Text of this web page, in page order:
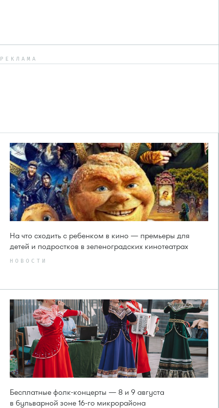
РЕКЛАМА
На что сходить с ребенком в кино — премьеры для
детей и подростков в зеленоградских кинотеатрах
НОВОСТИ
Бесплатные фолк-концерты — 8 и 9 августа
в бульварной зоне 16-го микрорайона